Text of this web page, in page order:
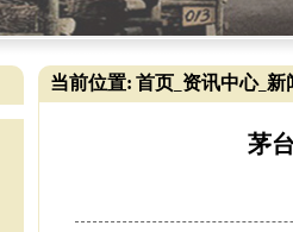
当前位置: 首页 资讯中心_ 新
茅